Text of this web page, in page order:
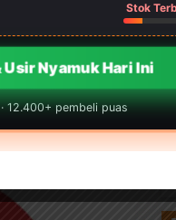
Stok
Usir Nyamuk Hari Ini
12.400+ pembeli puas